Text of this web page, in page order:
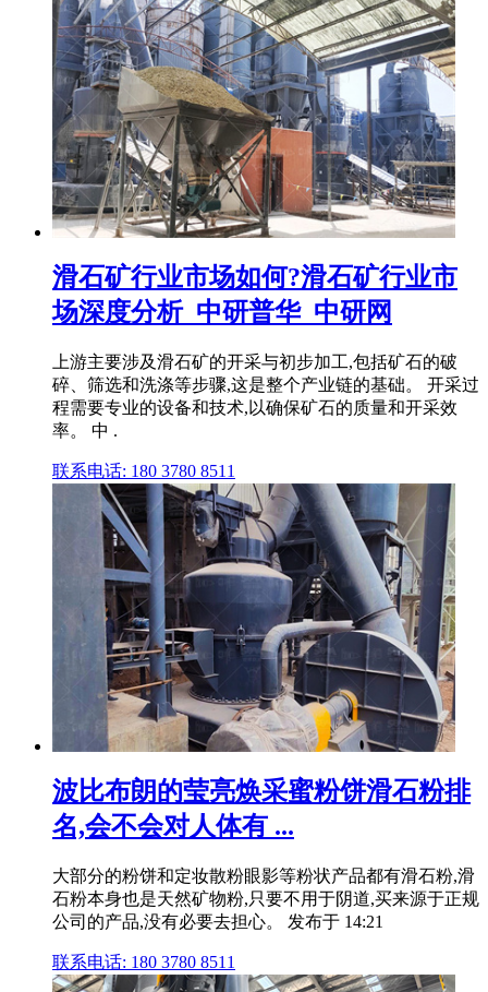
滑石矿行业市场如何?滑石矿行业市
场深度分析_中研普华_中研网
上游主要涉及滑石矿的开采与初步加工,包括矿石的破
碎、筛选和洗涤等步骤,这是整个产业链的基础。 开采过
程需要专业的设备和技术,以确保矿石的质量和开采效
率。 中 .
联系电话: 180 3780 8511
波比布朗的莹亮焕采蜜粉饼滑石粉排
名,会不会对人体有 ...
大部分的粉饼和定妆散粉眼影等粉状产品都有滑石粉,滑
石粉本身也是天然矿物粉,只要不用于阴道,买来源于正规
公司的产品,没有必要去担心。 发布于 14:21
联系电话: 180 3780 8511